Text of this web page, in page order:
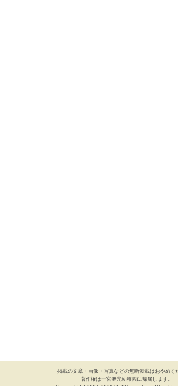
掲載の文章・画像・写真などの無断転載はおやめく
著作権は一宮聖光幼稚園に帰属します。